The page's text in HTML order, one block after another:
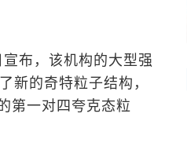
布，该机构的大型强
新的奇特粒子结构，
第一对四夸克态粒